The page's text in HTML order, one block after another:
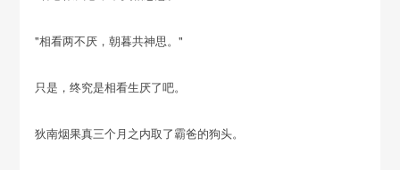
"相看两不厌，朝暮共神思。"
只是，终究是相看生厌了吧。
狄南烟果真三个月之内取了霸爸的狗头。